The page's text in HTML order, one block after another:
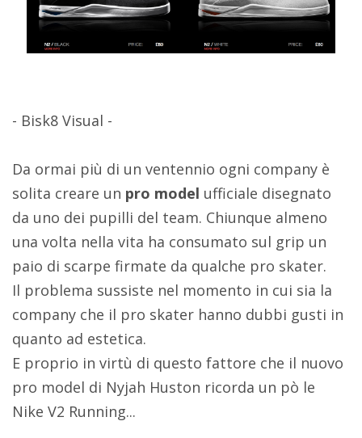
- Bisk8 Visual -
Da ormai più di un ventennio ogni company è
solita creare un pro model ufficiale disegnato
da uno dei pupilli del team. Chiunque almeno
una volta nella vita ha consumato sul grip un
paio di scarpe firmate da qualche pro skater.
Il problema sussiste nel momento in cui sia la
company che il pro skater hanno dubbi gusti in
quanto ad estetica.
E proprio in virtù di questo fattore che il nuovo
pro model di Nyjah Huston ricorda un pò le
Nike V2 Running...